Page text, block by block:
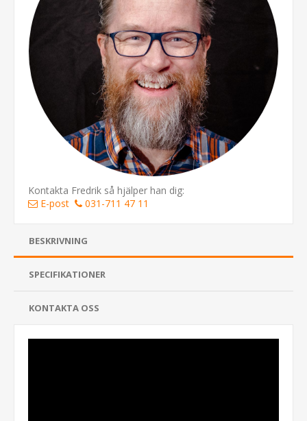
Kontakta Fredrik så hjälper han dig:
E-post
031-711 47 11
BESKRIVNING
SPECIFIKATIONER
KONTAKTA OSS